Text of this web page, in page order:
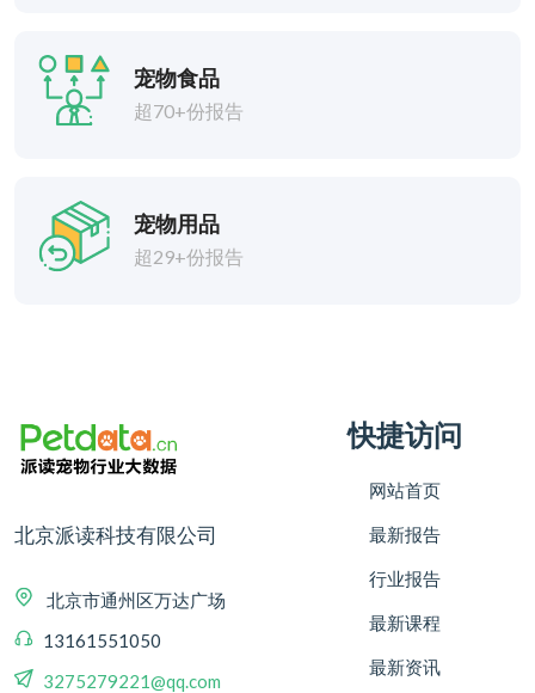
宠物食品
超70+份报告
宠物用品
超29+份报告
北京派读科技有限公司
北京市通州区万达广场
13161551050
3275279221@qq.com
快捷访问
网站首页
最新报告
行业报告
最新课程
最新资讯